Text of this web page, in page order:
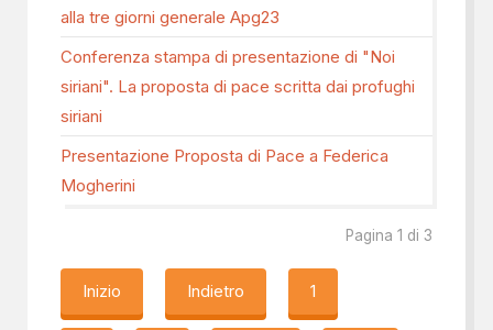
alla tre giorni generale Apg23
Conferenza stampa di presentazione di "Noi
siriani". La proposta di pace scritta dai profughi
siriani
Presentazione Proposta di Pace a Federica
Mogherini
Pagina 1 di 3
Inizio Indietro 1